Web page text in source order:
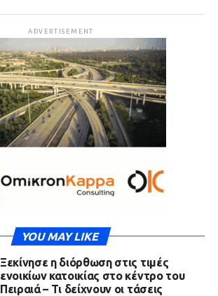
ADVERTISEMENT
YOU MAY LIKE
Ξεκίνησε η διόρθωση στις τιμές
ενοικίων κατοικίας στο κέντρο του
Πειραιά – Τι δείχνουν οι τάσεις